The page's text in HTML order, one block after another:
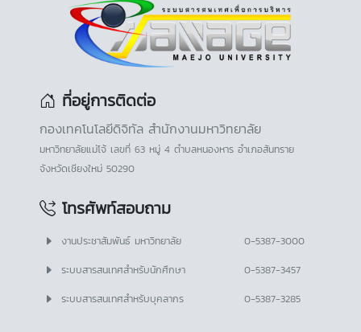
ที่อยู่การติดต่อ
กองเทคโนโลยีดิจิทัล สำนักงานมหาวิทยาลัย
มหาวิทยาลัยแม่โจ้ เลขที่ 63 หมู่ 4 ตำบลหนองหาร อำเภอสันทราย
จังหวัดเชียงใหม่ 50290
โทรศัพท์สอบถาม
งานประชาสัมพันธ์ มหาวิทยาลัย
0-5387-3000
ระบบสารสนเทศสำหรับนักศึกษา
0-5387-3457
ระบบสารสนเทศสำหรับบุคลากร
0-5387-3285